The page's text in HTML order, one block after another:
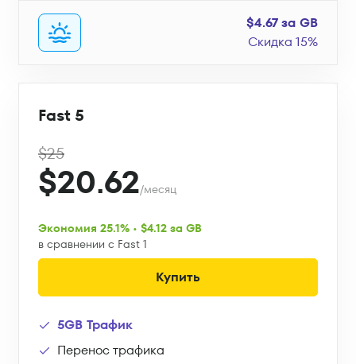
$4.67 за GB
Скидка 15%
Fast 5
$25
$20.62/месяц
Экономия 25.1% • $4.12 за GB
в сравнении с Fast 1
Купить
5GB Трафик
Перенос трафика